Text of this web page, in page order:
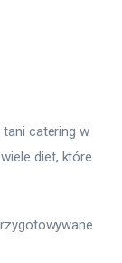
catering w
diet, które